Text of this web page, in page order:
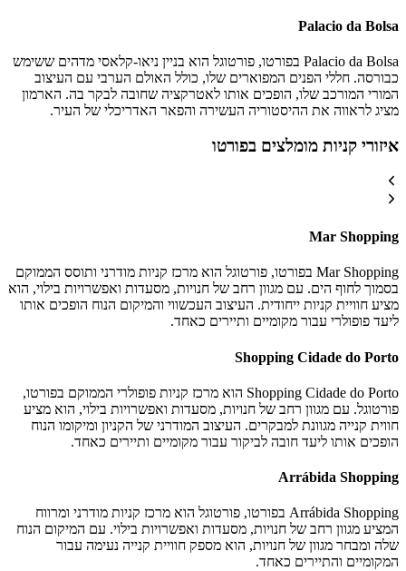
Palacio da Bolsa
Palacio da Bolsa בפורטו, פורטוגל הוא בניין ניאו-קלאסי מדהים ששימש
כבורסה. חללי הפנים המפוארים שלו, כולל האולם הערבי עם העיצוב
המורי המורכב שלו, הופכים אותו לאטרקציה שחובה לבקר בה. הארמון
מציג לראווה את ההיסטוריה העשירה והפאר האדריכלי של העיר.
איזורי קניות מומלצים בפורטו
Mar Shopping
Mar Shopping בפורטו, פורטוגל הוא מרכז קניות מודרני ותוסס הממוקם
בסמוך לחוף הים. עם מגוון רחב של חנויות, מסעדות ואפשרויות בילוי, הוא
מציע חוויית קניות ייחודית. העיצוב העכשווי והמיקום הנוח הופכים אותו
ליעד פופולרי עבור מקומיים ותיירים כאחד.
Shopping Cidade do Porto
Shopping Cidade do Porto הוא מרכז קניות פופולרי הממוקם בפורטו,
פורטוגל. עם מגוון רחב של חנויות, מסעדות ואפשרויות בילוי, הוא מציע
חווית קנייה מגוונת למבקרים. העיצוב המודרני של הקניון ומיקומו הנוח
הופכים אותו ליעד חובה לביקור עבור מקומיים ותיירים כאחד.
Arrábida Shopping
Arrábida Shopping בפורטו, פורטוגל הוא מרכז קניות מודרני ומרווח
המציע מגוון רחב של חנויות, מסעדות ואפשרויות בילוי. עם המיקום הנוח
שלה ומבחר מגוון של חנויות, הוא מספק חוויית קנייה נעימה עבור
המקומיים והתיירים כאחד.